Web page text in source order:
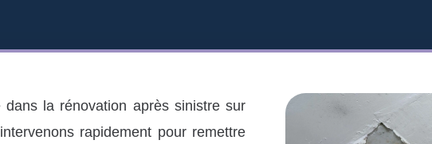
la rénovation après sinistre sur
rapidement pour remettre